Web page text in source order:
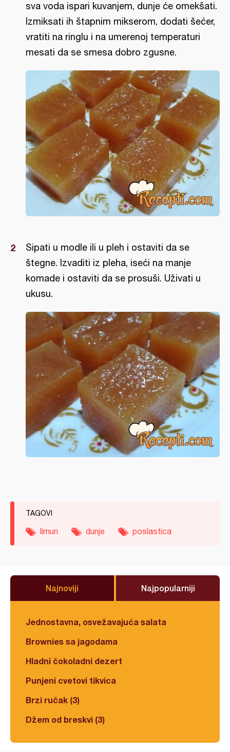
sva voda ispari kuvanjem, dunje će omekšati.
Izmiksati ih štapnim mikserom, dodati šećer,
vratiti na ringlu i na umerenoj temperaturi
mesati da se smesa dobro zgusne.
Sipati u modle ili u pleh i ostaviti da se
štegne. Izvaditi iz pleha, iseći na manje
komade i ostaviti da se prosuši. Uživati u
ukusu.
TAGOVI
limun dunje poslastica
Najnoviji Najpopularniji
Jednostavna, osvežavajuća salata
Brownies sa jagodama
Hladni čokoladni dezert
Punjeni cvetovi tikvica
Brzi ručak (3)
Džem od breskvi (3)